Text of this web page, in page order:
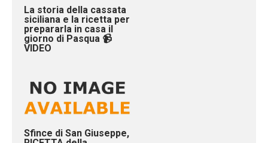
La storia della cassata
siciliana e la ricetta per
prepararla in casa il
giorno di Pasqua 📹
VIDEO
Sfince di San Giuseppe,